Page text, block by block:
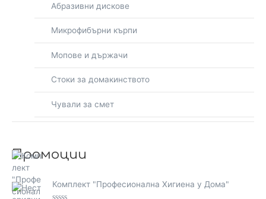
Абразивни дискове
Микрофибърни кърпи
Мопове и държачи
Стоки за домакинството
Чували за смет
Промоции
Комплект "Професионална Хигиена у Дома"